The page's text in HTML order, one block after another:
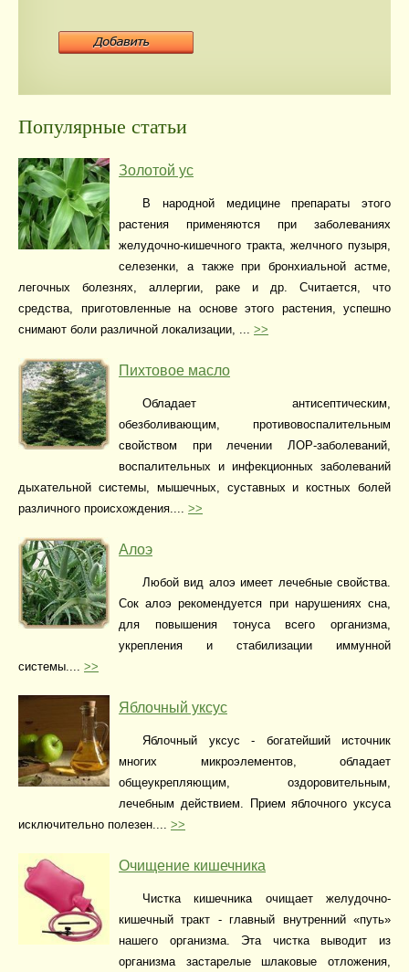
Популярные статьи
Золотой ус
В народной медицине препараты этого
растения применяются при заболеваниях
желудочно-кишечного тракта, желчного пузыря,
селезенки, а также при бронхиальной астме,
легочных болезнях, аллергии, раке и др. Считается, что
средства, приготовленные на основе этого растения, успешно
снимают боли различной локализации, ... >>
Пихтовое масло
Обладает антисептическим,
обезболивающим, противовоспалительным
свойством при лечении ЛОР-заболеваний,
воспалительных и инфекционных заболеваний
дыхательной системы, мышечных, суставных и костных болей
различного происхождения.... >>
Алоэ
Любой вид алоэ имеет лечебные свойства.
Сок алоэ рекомендуется при нарушениях сна,
для повышения тонуса всего организма,
укрепления и стабилизации иммунной
системы.... >>
Яблочный уксус
Яблочный уксус - богатейший источник
многих микроэлементов, обладает
общеукрепляющим, оздоровительным,
лечебным действием. Прием яблочного уксуса
исключительно полезен.... >>
Очищение кишечника
Чистка кишечника очищает желудочно-
кишечный тракт - главный внутренний «путь»
нашего организма. Эта чистка выводит из
организма застарелые шлаковые отложения,